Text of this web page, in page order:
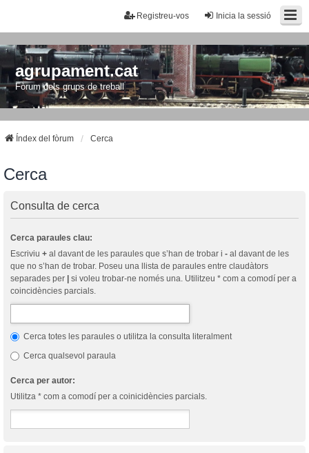
Inicia la sessió
Registreu-vos
agrupament.cat
Fòrum dels grups de treball
Índex del fòrum Cerca
Cerca
Consulta de cerca
Cerca paraules clau:
Escriviu + al davant de les paraules que s’han de trobar i - al davant de les
que no s’han de trobar. Poseu una llista de paraules entre claudàtors
separades per | si voleu trobar-ne només una. Utilitzeu * com a comodí per a
coincidències parcials.
Cerca totes les paraules o utilitza la consulta literalment
Cerca qualsevol paraula
Cerca per autor:
Utilitza * com a comodí per a coinicidències parcials.